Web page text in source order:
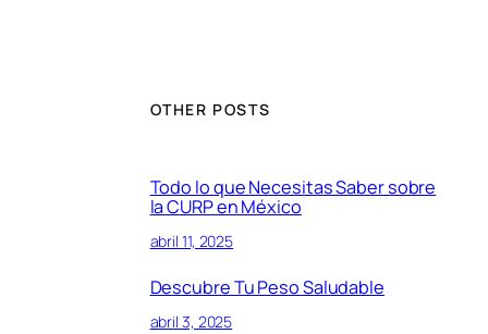
OTHER POSTS
Todo lo que Necesitas Saber sobre
la CURP en México
abril 11, 2025
Descubre Tu Peso Saludable
abril 3, 2025